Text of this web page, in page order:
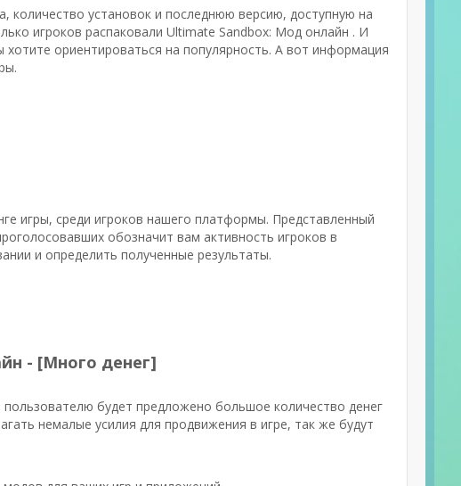
количество установок и последнюю версию, доступную на
игроков распаковали Ultimate Sandbox: Мод онлайн . И
ориентироваться на популярность. А вот информация
игры, среди игроков нашего платформы. Представленный
обозначит вам активность игроков в
и определить полученные результаты.
- [Много денег]
будет предложено большое количество денег
немалые усилия для продвижения в игре, так же будут